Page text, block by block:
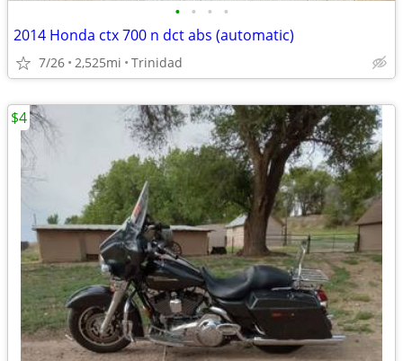
• • • •
2014 Honda ctx 700 n dct abs (automatic)
7/26 2,525mi Trinidad
$4